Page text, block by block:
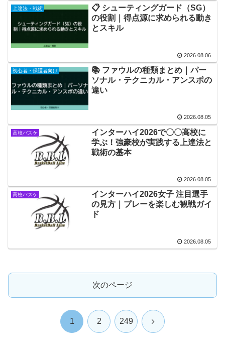
上達法・戦術
📋 シューティングガード（SG）
の役割｜得点源に求められる動き
とスキル
2026.08.06
初心者・保護者向け
📚 ファウルの種類まとめ｜パー
ソナル・テクニカル・アンスポの
違い
2026.08.05
高校バスケ
インターハイ2026で〇〇高校に
学ぶ！強豪校が実践する上達法と
戦術の基本
2026.08.05
高校バスケ
インターハイ2026女子 注目選手
の見方｜プレーを楽しむ観戦ガイ
ド
2026.08.05
次のページ
1 2 249 次